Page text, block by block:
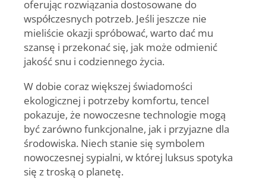
oferując rozwiązania dostosowane do
współczesnych potrzeb. Jeśli jeszcze nie
mieliście okazji spróbować, warto dać mu
szansę i przekonać się, jak może odmienić
jakość snu i codziennego życia.
W dobie coraz większej świadomości
ekologicznej i potrzeby komfortu, tencel
pokazuje, że nowoczesne technologie mogą
być zarówno funkcjonalne, jak i przyjazne dla
środowiska. Niech stanie się symbolem
nowoczesnej sypialni, w której luksus spotyka
się z troską o planetę.